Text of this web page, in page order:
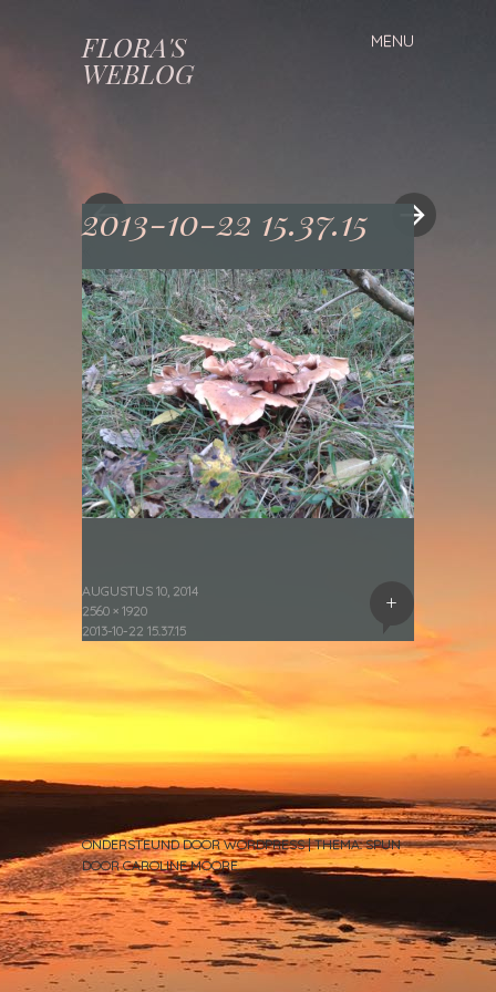
FLORA'S
WEBLOG
MENU
Spring
naar
2013-10-22 15.37.15
+
AUGUSTUS 10, 2014
2560 × 1920
2013-10-22 15.37.15
ONDERSTEUND DOOR WORDPRESS |THEMA: SPUN
DOORCAROLINE MOORE.